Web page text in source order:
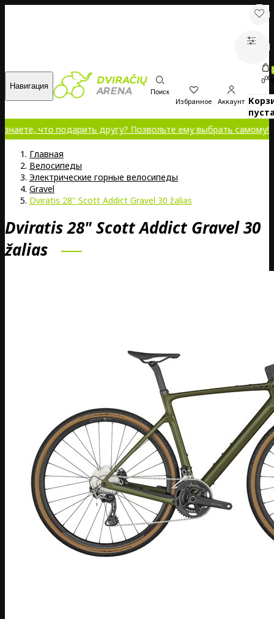
Навигация
Поиск
Избранное Аккаунт
0
000
подарить другу? Позвольте ему выбрать самому!
Главная
Велосипеды
Электрические горные велосипеды
Gravel
Dviratis 28" Scott Addict Gravel 30 žalias
Dviratis 28" Scott Addict Gravel 30
žalias